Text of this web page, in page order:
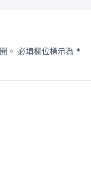
。 必填欄位標示為 *